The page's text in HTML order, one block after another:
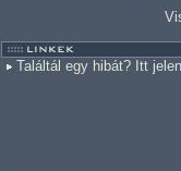
Találtál egy hibát? Itt